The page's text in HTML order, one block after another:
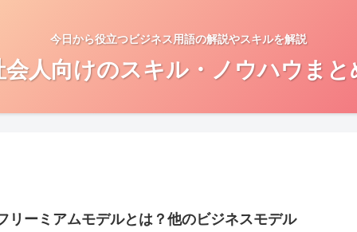
今日から役立つビジネス用語の解説やスキルを解説
会人向けのスキル・ノウハウまと
リーミアムモデルとは？他のビジネスモデル